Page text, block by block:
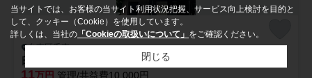
台東区千束
日神デュオステージ浅草Ⅱ
11万円 管理/共益費10,000円
当サイトでは、お客様の当サイト利用状況把握、サービス向上検討を目的と
して、クッキー（Cookie）を使用しています。
詳しくは、当社の 「Cookieの取扱いについて」 をご確認ください。
閉じる